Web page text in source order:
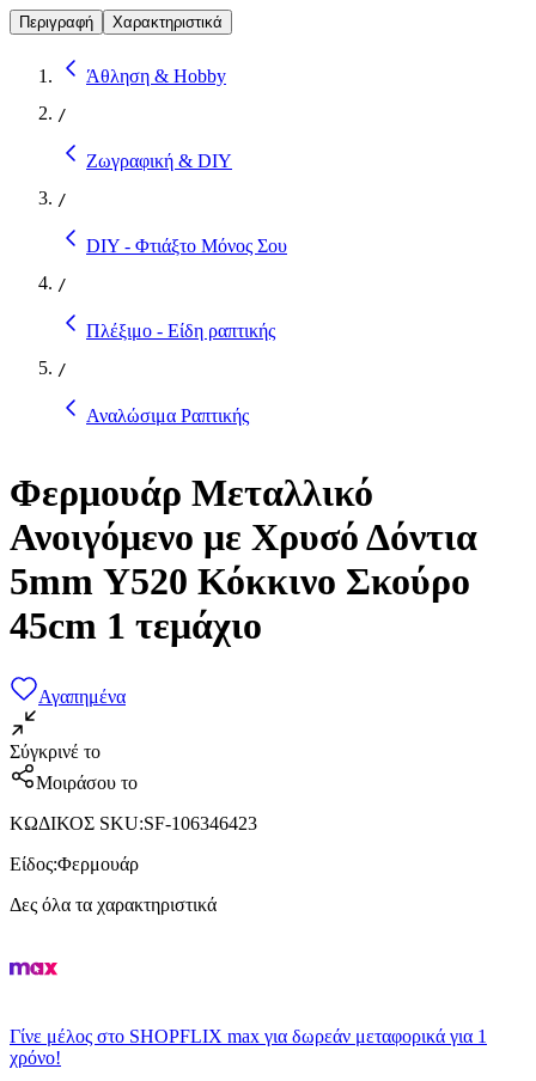
Περιγραφή Χαρακτηριστικά
Άθληση & Hobby
/
Ζωγραφική & DIY
/
DIY - Φτιάξτο Μόνος Σου
/
Πλέξιμο - Είδη ραπτικής
/
Αναλώσιμα Ραπτικής
Φερμουάρ Μεταλλικό
Ανοιγόμενο με Χρυσό Δόντια
5mm Υ520 Κόκκινο Σκούρο
45cm 1 τεμάχιο
Αγαπημένα
Σύγκρινέ το
Μοιράσου το
ΚΩΔΙΚΟΣ SKU:SF-106346423
Είδος:Φερμουάρ
Δες όλα τα χαρακτηριστικά
Γίνε μέλος στο SHOPFLIX max για δωρεάν μεταφορικά για 1
χρόνο!